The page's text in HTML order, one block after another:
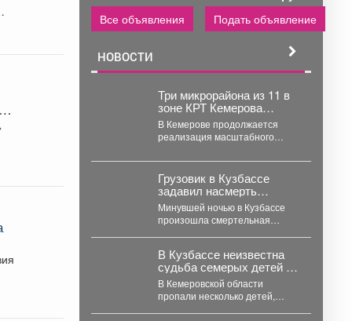
Все объявления
Подать объявление
НОВОСТИ
Три микрорайона из 11 в
зоне КРТ Кемерова
остаются без
застройщиков
В Кемерове продолжается
реализация масштабного
развития территорий. Первый
дом скоро будет сдан, но...
Грузовик в Кузбассе
задавил насмерть
мотоциклиста в
чудовищном ДТП
Минувшей ночью в Кузбассе
произошла смертельная
В Кузбассе неизвестна
судьба семерых детей –
как сквозь землю
провалились
В Кемеровской области
пропали несколько детей,